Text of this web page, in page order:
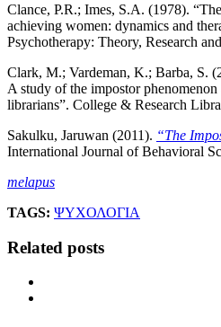
Clance, P.R.; Imes, S.A. (1978).
achieving women: dynamics and
Psychotherapy: Theory, Research
Clark, M.; Vardeman, K.; Barba, S.
A study of the impostor phenomenon
librarians”. College & Research
Sakulku, Jaruwan (2011). “The
International Journal of Behavioral
melapus
TAGS: ΨΥΧΟΛΟΓΙΑ
Related posts